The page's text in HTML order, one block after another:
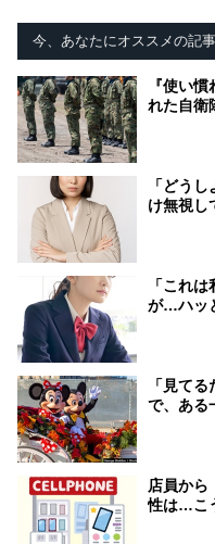
今、あなたにオススメの記事
『使い
れた自
「どう
け無視
「これ
が…ハッ
「見て
で、あ
店員から
性は…こ